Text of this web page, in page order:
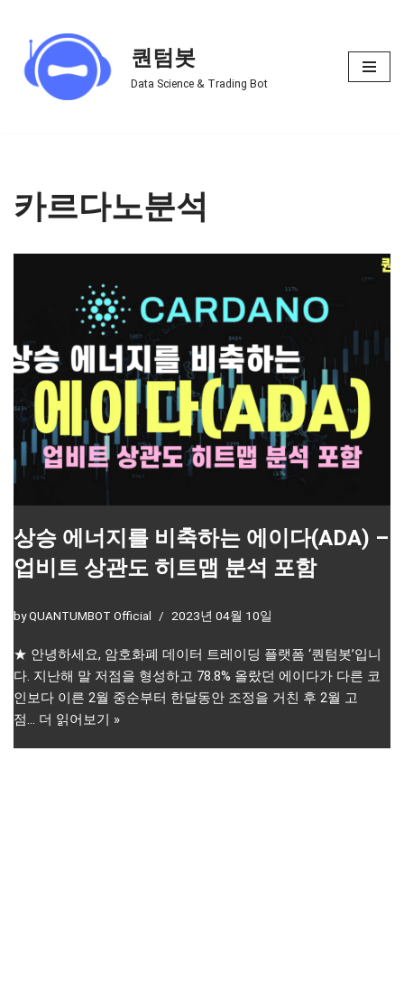
Skip
to
content
퀀텀봇
Data Science & Trading Bot
카르다노분석
상승 에너지를 비축하는 에이다(ADA) –
업비트 상관도 히트맵 분석 포함
byQUANTUMBOT Official 2023년 04월 10일
★ 안녕하세요, 암호화폐 데이터 트레이딩 플랫폼 ‘퀀텀봇’입니
다. 지난해 말 저점을 형성하고 78.8% 올랐던 에이다가 다른 코
인보다 이른 2월 중순부터 한달동안 조정을 거친 후 2월 고
점… 더 읽어보기 »